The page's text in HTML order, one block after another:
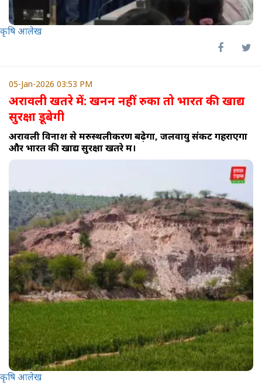
कृषि आलेख
05-Jan-2026 03:53 PM
अरावली खतरे में: खनन नहीं रुका तो भारत की खाद्य
सुरक्षा डूबेगी
अरावली विनाश से मरुस्थलीकरण बढ़ेगा, जलवायु संकट गहराएगा
और भारत की खाद्य सुरक्षा खतरे में।
कृषि आलेख